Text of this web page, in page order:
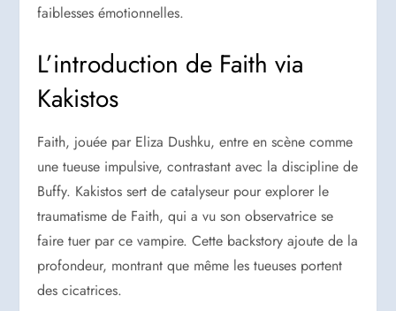
faiblesses émotionnelles.
L’introduction de Faith via
Kakistos
Faith, jouée par Eliza Dushku, entre en scène comme
une tueuse impulsive, contrastant avec la discipline de
Buffy. Kakistos sert de catalyseur pour explorer le
traumatisme de Faith, qui a vu son observatrice se
faire tuer par ce vampire. Cette backstory ajoute de la
profondeur, montrant que même les tueuses portent
des cicatrices.